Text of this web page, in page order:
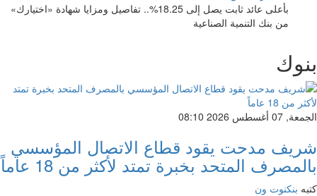
بأعلى عائد ثابت يصل إلى 18.25%.. تفاصيل ومزايا شهادة «اختيارك»
من بنك التنمية الصناعية
بنوك
الجمعة, 07 أغسطس 2026 08:10
شريف مدحت يقود قطاع الاتصال المؤسسي
بالمصرف المتحد بخبرة تمتد لأكثر من 18 عاماً
كتبه بنكنوت ون